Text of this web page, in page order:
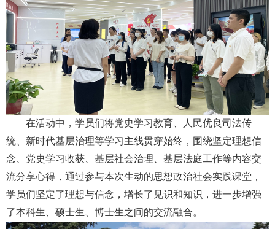
在活动中，学员们将党史学习教育、人民优良司法传
统、新时代基层治理等学习主线贯穿始终，围绕坚定理想信
念、党史学习收获、基层社会治理、基层法庭工作等内容交
流分享心得，通过参与本次生动的思想政治社会实践课堂，
学员们坚定了理想与信念，增长了见识和知识，进一步增强
了本科生、硕士生、博士生之间的交流融合。